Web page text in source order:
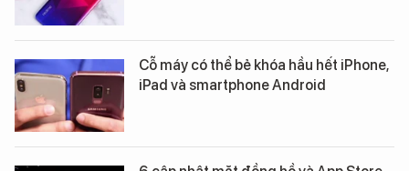
Cỗ máy có thể bẻ khóa hầu hết iPhone,
iPad và smartphone Android